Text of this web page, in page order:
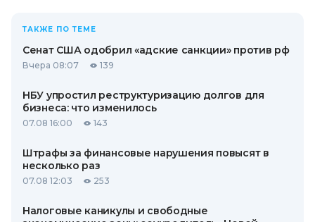
ТАКЖЕ ПО ТЕМЕ
Сенат США одобрил «адские санкции» против рф
Вчера 08:07 139
НБУ упростил реструктуризацию долгов для
бизнеса: что изменилось
07.08 16:00 143
Штрафы за финансовые нарушения повысят в
несколько раз
07.08 12:03 253
Налоговые каникулы и свободные